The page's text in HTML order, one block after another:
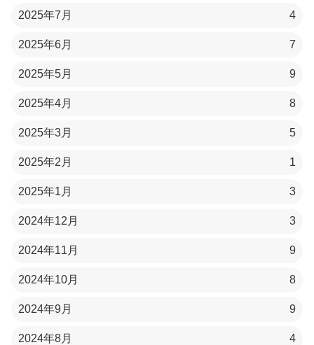
2025年7月 4
2025年6月 7
2025年5月 9
2025年4月 8
2025年3月 5
2025年2月 1
2025年1月 3
2024年12月 3
2024年11月 9
2024年10月 8
2024年9月 9
2024年8月 4